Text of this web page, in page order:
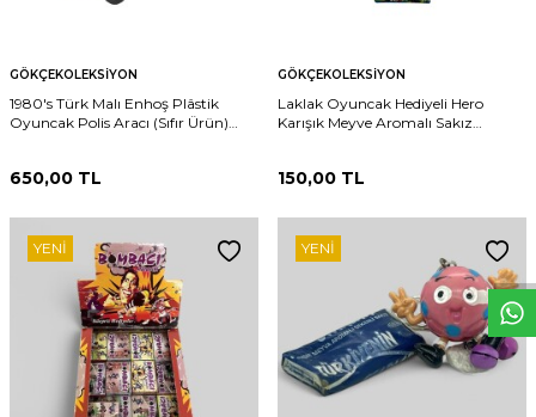
W
h
t
s
p
p
D
e
s
e
H
a
t
t
GÖKÇEKOLEKSIYON
1980's Türk Malı Enhoş Plâstik
Oyuncak Polis Aracı (Sıfır Ürün)
650,00 TL
GÖKÇEKOLEKSIYON
Laklak Oyuncak Hediyeli Hero
Karışık Meyve Aromalı Sakız
150,00 TL
YENI YENI